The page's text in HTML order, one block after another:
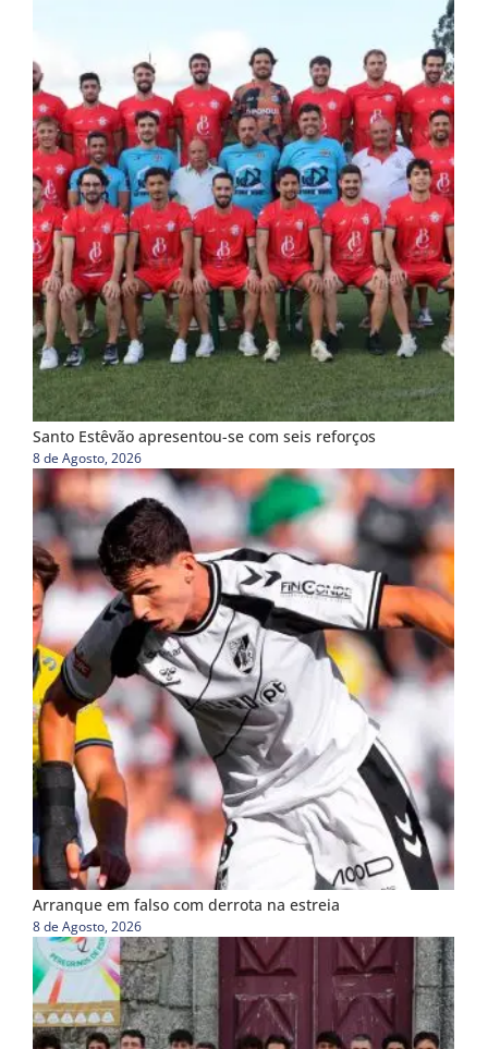
Santo Estêvão apresentou-se com seis reforços
8 de Agosto, 2026
Arranque em falso com derrota na estreia
8 de Agosto, 2026